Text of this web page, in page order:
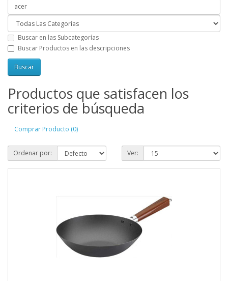
Buscar en las Subcategorías
Buscar Productos en las descripciones
Productos que satisfacen los
criterios de búsqueda
Comprar Producto (0)
Ordenar por: Ver: